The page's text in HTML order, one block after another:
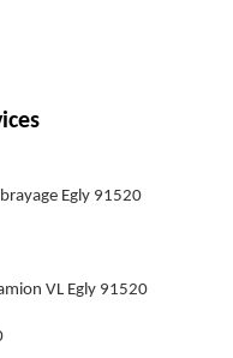
Egly 91520
VL Egly 91520